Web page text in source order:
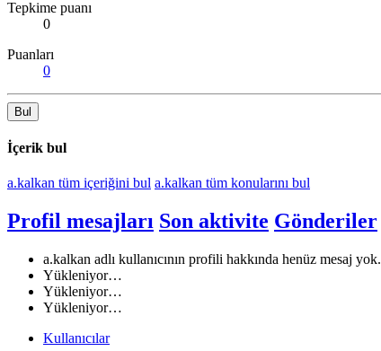
Tepkime puanı
0
Puanları
0
Bul
İçerik bul
a.kalkan tüm içeriğini bul a.kalkan tüm konularını bul
Profil mesajları Son aktivite Gönderiler
a.kalkan adlı kullanıcının profili hakkında henüz mesaj yok.
Yükleniyor…
Yükleniyor…
Yükleniyor…
Kullanıcılar